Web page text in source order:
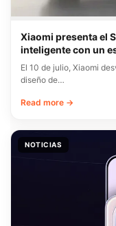
Xiaomi presenta el
inteligente con un
El 10 de julio, Xiaomi
diseño de…
Read more →
NOTICIAS